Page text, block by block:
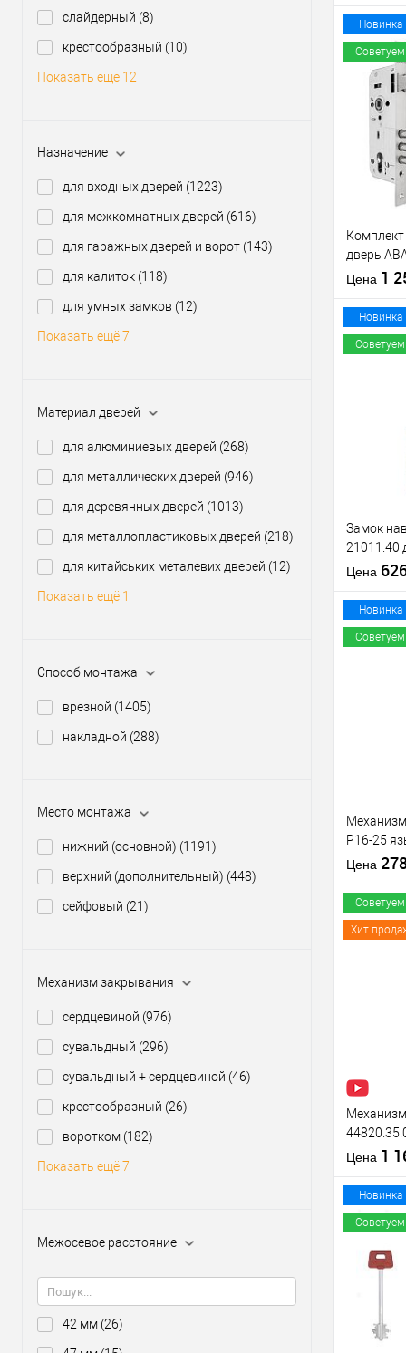
слайдерный (8)
крестообразный (10)
Показать ещё 12
Назначение
для входных дверей (1223)
для межкомнатных дверей (616)
для гаражных дверей и ворот (143)
для калиток (118)
для умных замков (12)
Показать ещё 7
Материал дверей
для алюминиевых дверей (268)
для металлических дверей (946)
для деревянных дверей (1013)
для металлопластиковых дверей (218)
для китайських металевих дверей (12)
Показать ещё 1
Способ монтажа
врезной (1405)
накладной (288)
Место монтажа
нижний (основной) (1191)
верхний (дополнительный) (448)
сейфовый (21)
Механизм закрывания
сердцевиной (976)
сувальдный (296)
сувальдный + сердцевиной (46)
крестообразный (26)
воротком (182)
Показать ещё 7
Межосевое расстояние
42 мм (26)
Материал
Страна
Статус (гурт)
Купить
клик
В
Материал
Страна
Статус
Новинка
Советуем
дверь
Цена 1
Материал
Страна
Новинка
Советуем
Замок
21011.40
мм, 2
Цена
В
Тип товара
Тип ключа
Страна
Новинка
Советуем
P16-25
матовый
Цена
В
Тип товара
Материал
Страна
Межосевое
расстояние
Советуем
Хит
Цена 1
В
Новинка
Советуем